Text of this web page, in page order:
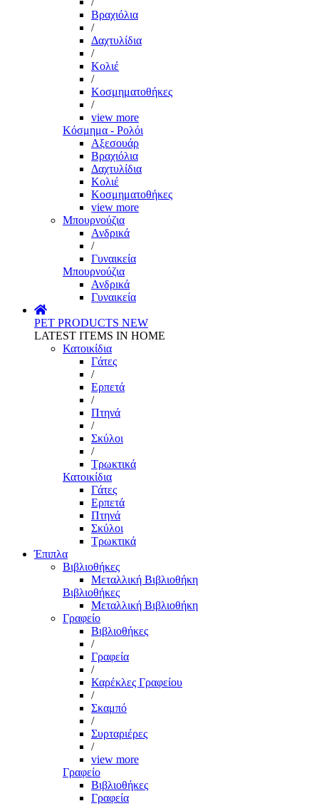
Βραχιόλια
/
Δαχτυλίδια
/
Κολιέ
/
Κοσμηματοθήκες
/
view more
Κόσμημα - Ρολόι
Αξεσουάρ
Βραχιόλια
Δαχτυλίδια
Κολιέ
Κοσμηματοθήκες
view more
Μπουρνούζια
Ανδρικά
/
Γυναικεία
Μπουρνούζια
Ανδρικά
Γυναικεία
PET PRODUCTS NEW
LATEST ITEMS IN HOME
Κατοικίδια
Γάτες
/
Ερπετά
/
Πτηνά
/
Σκύλοι
/
Τρωκτικά
Κατοικίδια
Γάτες
Ερπετά
Πτηνά
Σκύλοι
Τρωκτικά
Έπιπλα
Βιβλιοθήκες
Μεταλλική Βιβλιοθήκη
Βιβλιοθήκες
Μεταλλική Βιβλιοθήκη
Γραφείο
Βιβλιοθήκες
/
Γραφεία
/
Καρέκλες Γραφείου
/
Σκαμπό
/
Συρταριέρες
/
view more
Γραφείο
Βιβλιοθήκες
Γραφεία